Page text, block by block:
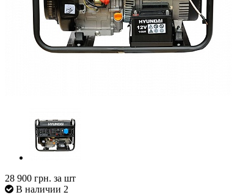
28 900 грн. за шт
В наличии 2